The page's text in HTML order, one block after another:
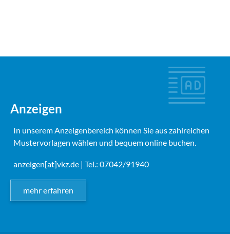
Anzeigen
In unserem Anzeigenbereich können Sie aus zahlreichen
Mustervorlagen wählen und bequem online buchen.
anzeigen[at]vkz.de | Tel.: 07042/91940
mehr erfahren